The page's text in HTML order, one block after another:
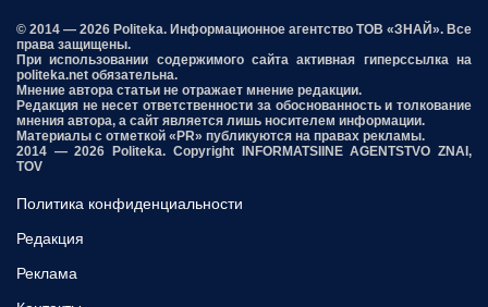
© 2014 — 2026 Politeka. Информационное агентство ТОВ «ЗНАЙ». Все
права защищены.
При использовании содержимого сайта активная гиперссылка на
politeka.net обязательна.
Мнение автора статьи не отражает мнение редакции.
Редакция не несет ответственности за обоснованность и толкование
мнения автора, а сайт является лишь носителем информации.
Материалы с отметкой «PR» публикуются на правах рекламы.
2014 — 2026 Politeka. Copyright INFORMATSIINE AGENTSTVO ZNAI,
TOV
Политика конфиденциальности
Редакция
Реклама